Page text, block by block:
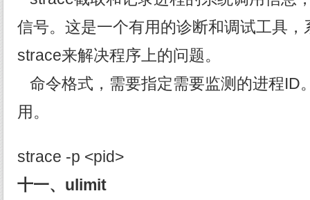
信号。这是一个有用的诊断和调试工具
strace来解决程序上的问题。
命令格式，需要指定需要监测的进程ID
用。
strace -p <pid>
十一、ulimit